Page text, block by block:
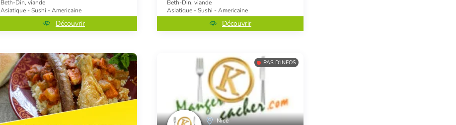
Beth-Din, viande
Asiatique - Sushi - Americaine
Découvrir
Beth-Din, viande
Asiatique - Sushi - Americaine
Découvrir
PAS D'INFOS
Nice